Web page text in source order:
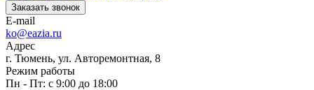
Заказать звонок
E-mail
ko@eazia.ru
Адрес
г. Тюмень, ул. Авторемонтная, 8
Режим работы
Пн - Пт: с 9:00 до 18:00